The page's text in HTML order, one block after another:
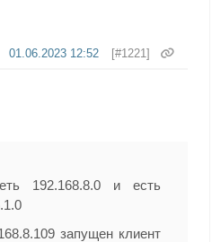
[#1221]
01.06.2023 12:52
192.168.8.0 и есть
запущен клиент